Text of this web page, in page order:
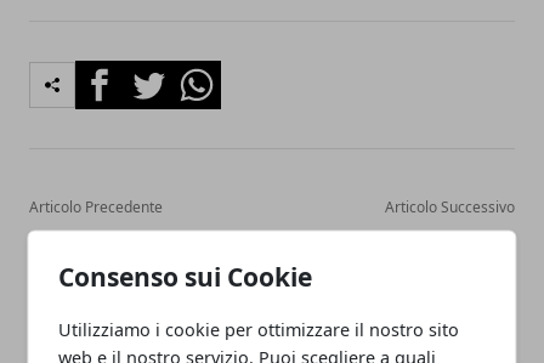
Consenso sui Cookie
Utilizziamo i cookie per ottimizzare il nostro sito
web e il nostro servizio. Puoi scegliere a quali
FacebookTwitterWhatsapp
Articolo Precedente
Come scegliere la carta di
professionisti
Articolo Successivo
Dove investire la liquidità